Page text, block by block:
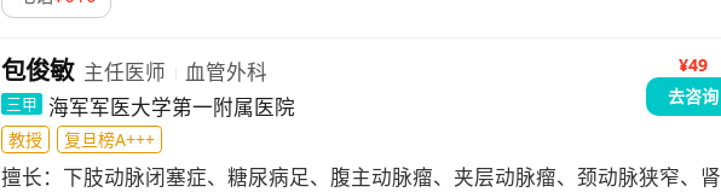
包俊敏 主任医师 血管外科
三甲 海军军医大学第一附属医院
¥49
去咨询
教授
复旦榜A+++
擅长： 下肢动脉闭塞症、糖尿病足、腹主动脉瘤、夹层动脉瘤、颈动脉狭窄、肾